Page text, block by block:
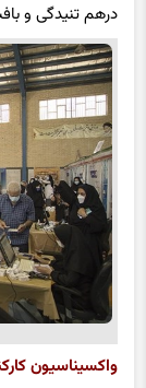
درهم تنیدگی و
واکسیناسیون